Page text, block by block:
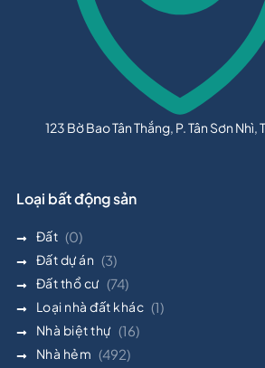
123 Bờ Bao Tân Thắng, P. Tân Sơn Nhì,
Loại bất động sản
Đất (0)
Đất dự án (3)
Đất thổ cư (74)
Loại nhà đất khác (1)
Nhà biệt thự (16)
Nhà hẻm (492)